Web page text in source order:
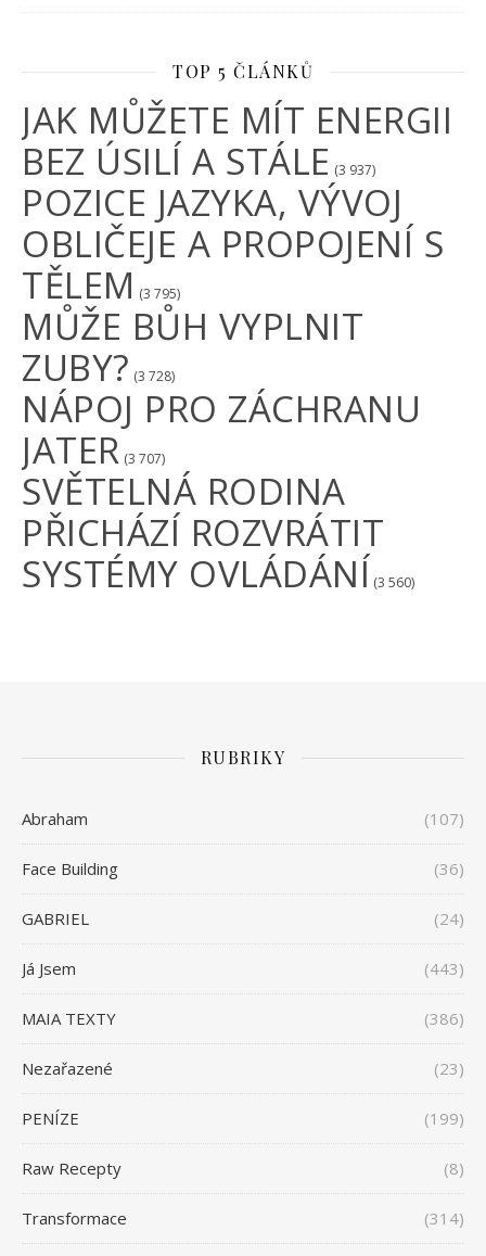
TOP 5 ČLÁNKŮ
JAK MŮŽETE MÍT ENERGII
BEZ ÚSILÍ A STÁLE (3 937)
POZICE JAZYKA, VÝVOJ
OBLIČEJE A PROPOJENÍ S
TĚLEM (3 795)
MŮŽE BŮH VYPLNIT
ZUBY? (3 728)
NÁPOJ PRO ZÁCHRANU
JATER (3 707)
SVĚTELNÁ RODINA
PŘICHÁZÍ ROZVRÁTIT
SYSTÉMY OVLÁDÁNÍ (3 560)
RUBRIKY
Abraham (107)
Face Building (36)
GABRIEL (24)
Já Jsem (443)
MAIA TEXTY (386)
Nezařazené (23)
PENÍZE (199)
Raw Recepty (8)
Transformace (314)